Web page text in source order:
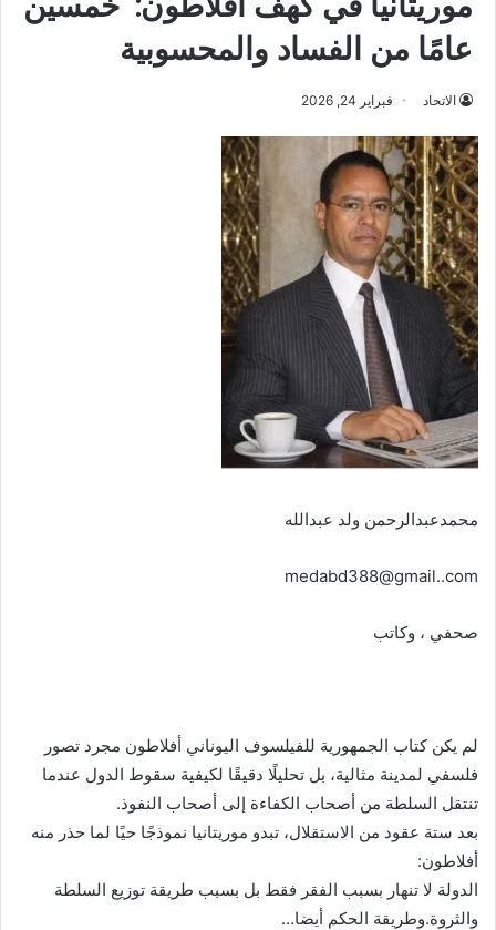
عامًا من الفساد والمحسوبية
الاتحاد فبراير 24, 2026
محمدعبدالرحمن ولد عبدالله
medabd388@gmail..com
صحفي ، وكاتب
لم يكن كتاب الجمهورية للفيلسوف اليوناني أفلاطون مجرد تصور
فلسفي لمدينة مثالية، بل تحليلًا دقيقًا لكيفية سقوط الدول عندما
تنتقل السلطة من أصحاب الكفاءة إلى أصحاب النفوذ.
بعد ستة عقود من الاستقلال، تبدو موريتانيا نموذجًا حيًا لما حذر منه
أفلاطون:
الدولة لا تنهار بسبب الفقر فقط بل بسبب طريقة توزيع السلطة
والثروة.وطريقة الحكم أيضا…